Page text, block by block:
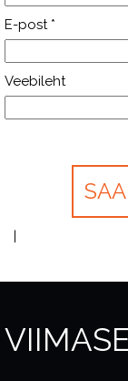
E-post *
Veebileht